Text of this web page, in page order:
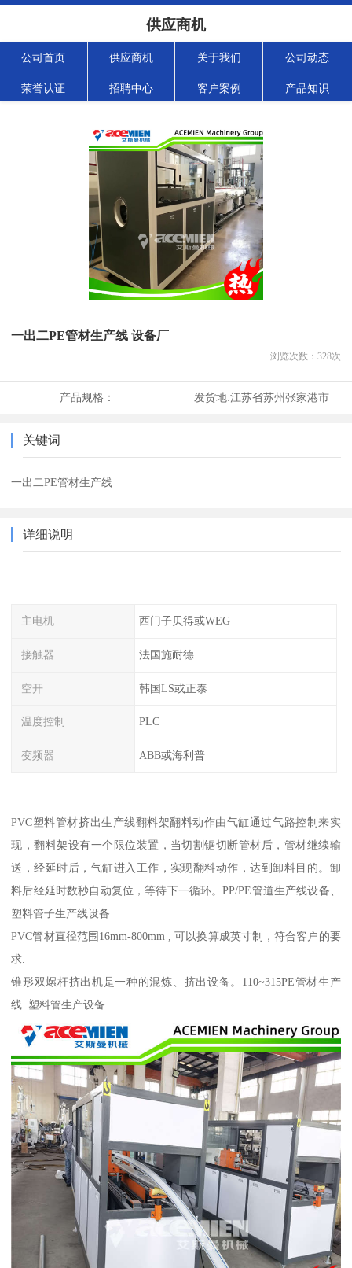
供应商机
公司首页 供应商机 关于我们 公司动态
荣誉认证 招聘中心 客户案例 产品知识
一出二PE管材生产线 设备厂
浏览次数： 328次
产品规格： 发货地:江苏省苏州张家港市
关键词
一出二PE管材生产线
详细说明
主电机 西门子贝得或WEG
接触器 法国施耐德
空开 韩国LS或正泰
温度控制 PLC
变频器 ABB或海利普
PVC塑料管材挤出生产线翻料架翻料动作由气缸通过气路控制来实
现，翻料架设有一个限位装置，当切割锯切断管材后，管材继续输
送，经延时后，气缸进入工作，实现翻料动作，达到卸料目的。卸
料后经延时数秒自动复位，等待下一循环。PP/PE管道生产线设备、
塑料管子生产线设备
PVC管材直径范围16mm-800mm , 可以换算成英寸制，符合客户的要
求.
锥形双螺杆挤出机是一种的混炼、挤出设备。110~315PE管材生产
线 塑料管生产设备